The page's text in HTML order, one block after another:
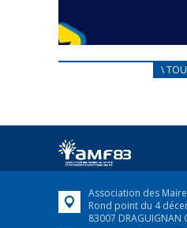
CARNET
Afin d’accompagner au
FEUILLETER
\
Association des
Rond point du 4
83007 DRAGUIGNAN